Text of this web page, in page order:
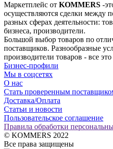
Маркетплейс от KOMMERS -
осуществляются сделки между
разных сферах деятельности:
бизнеса, производители.
Большой выбор товаров по
поставщиков. Разнообразные
производители товаров - все
Бизнес-профили
Мы в соцсетях
О нас
Стать проверенным
Доставка/Оплата
Статьи и новости
Пользовательское соглашение
Правила обработки
© KOMMERS 2022
Все права защищены